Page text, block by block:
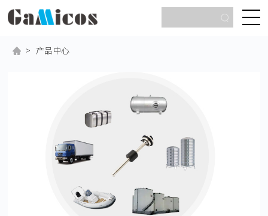
> 产品中心